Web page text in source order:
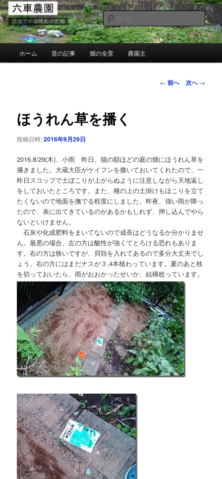
メ
イ
ン
コ
MG六車農園
団地での畑の開墾と野菜作り
検
索
ホーム 昔の記事 畑の全景 農園主
投
ン
← 前へ 次へ→
ほうれん草を播く
投稿日時:2016年9月29日
2016.8/29(木)、小雨 昨日、猫の額ほどの庭の畑にほうれん草を
播きました。大蔵大臣がケイフンを撒いておいてくれたので、一
昨日スコップで土ぼこりが上がらぬように注意しながら天地返し
をしておいたところです。また、種の上の土掛けもほこりを立て
たくないので地面を撫でる程度にしました。昨夜、強い雨が降っ
たので、表に出てきているのがあるかもしれず、押し込んでやら
ないといけません。
石灰や化成肥料をまいてないので成長はどうなるか分かりませ
ん。最悪の場合、左の方は酸性が強くてとろける恐れもありま
す。右の方は狭いですが、貝殻を入れてあるので多分大丈夫でし
ょう。右の方にはまだナスが３,4本植わっています。夏のあと枝
を切っておいたら、雨がおおかったせいか、結構稔っています。